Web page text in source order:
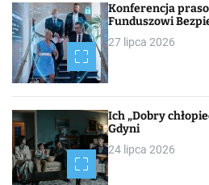
Konferencja
Funduszowi
27 lipca 2026
Ich „Dobry
Gdyni
24 lipca 2026